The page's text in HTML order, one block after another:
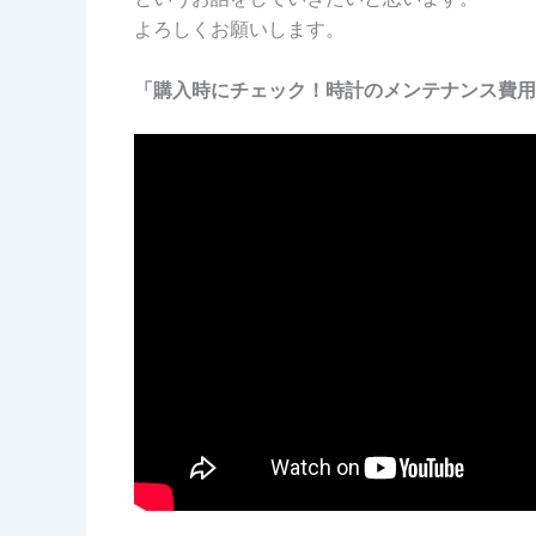
よろしくお願いします。
「購入時にチェック！時計のメンテナンス費用